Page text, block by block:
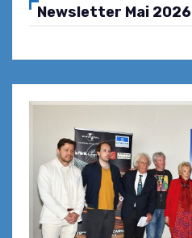
Newsletter Mai 2026